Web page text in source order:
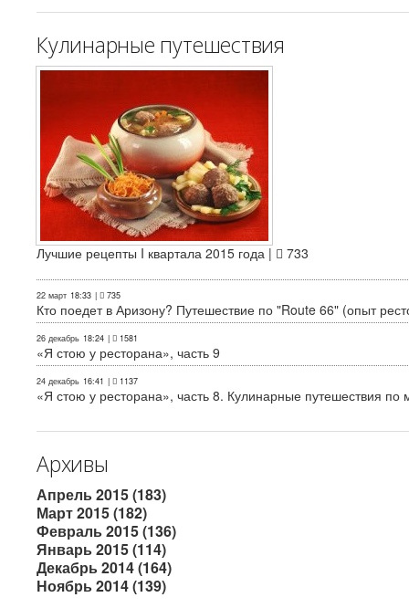
Кулинарные путешествия
Лучшие рецепты I квартала 2015 года | 733
22 март 18:33 | 735
Кто поедет в Аризону? Путешествие по "Route 66" (опыт
26 декабрь 18:24 | 1581
«Я стою у ресторана», часть 9
24 декабрь 16:41 | 1137
«Я стою у ресторана», часть 8. Кулинарные путешествия по
Архивы
Апрель 2015 (183)
Март 2015 (182)
Февраль 2015 (136)
Январь 2015 (114)
Декабрь 2014 (164)
Ноябрь 2014 (139)